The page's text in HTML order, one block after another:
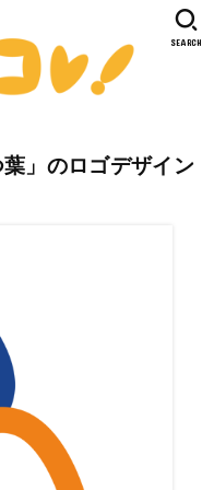
SEARCH
」のロゴデザイン